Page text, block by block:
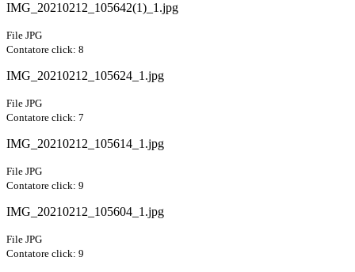
IMG_20210212_105642(1)_1.jpg
File JPG
Contatore click: 8
IMG_20210212_105624_1.jpg
File JPG
Contatore click: 7
IMG_20210212_105614_1.jpg
File JPG
Contatore click: 9
IMG_20210212_105604_1.jpg
File JPG
Contatore click: 9